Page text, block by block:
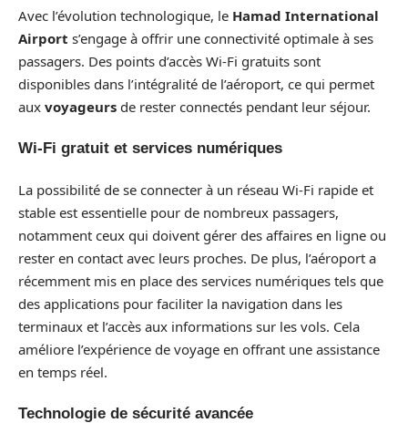
Avec l’évolution technologique, le Hamad International
Airport s’engage à offrir une connectivité optimale à ses
passagers. Des points d’accès Wi-Fi gratuits sont
disponibles dans l’intégralité de l’aéroport, ce qui permet
aux voyageurs de rester connectés pendant leur séjour.
Wi-Fi gratuit et services numériques
La possibilité de se connecter à un réseau Wi-Fi rapide et
stable est essentielle pour de nombreux passagers,
notamment ceux qui doivent gérer des affaires en ligne ou
rester en contact avec leurs proches. De plus, l’aéroport a
récemment mis en place des services numériques tels que
des applications pour faciliter la navigation dans les
terminaux et l’accès aux informations sur les vols. Cela
améliore l’expérience de voyage en offrant une assistance
en temps réel.
Technologie de sécurité avancée